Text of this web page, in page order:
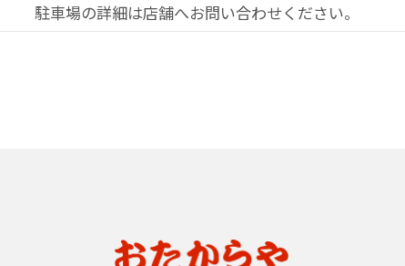
駐車場の詳細は店舗へお問い合わせください。